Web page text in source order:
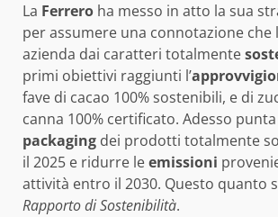
La Ferrero ha messo in atto la sua
per assumere una connotazione
azienda dai caratteri totalmente
primi obiettivi raggiunti l’
fave di cacao 100% sostenibili, e di
canna 100% certificato. Adesso
packaging dei prodotti totalmente
il 2025 e ridurre leemissioni
attività entro il 2030. Questo quanto
Rapporto di Sostenibilità.